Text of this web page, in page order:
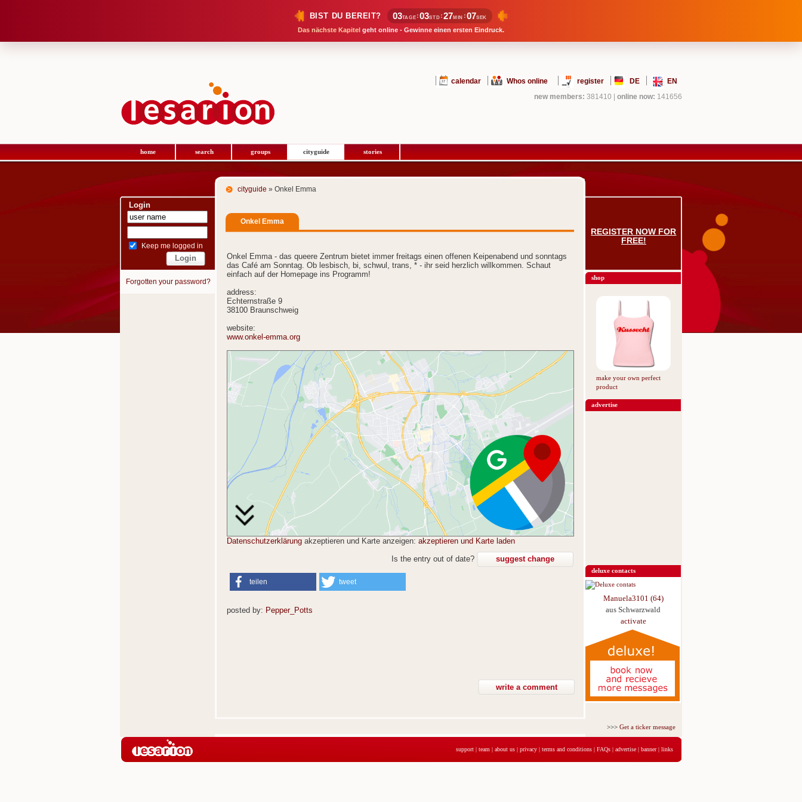
BIST DU BEREIT? 03TAGE :03STD :27MIN :06SEK
Das nächste Kapitel geht online - Gewinne einen ersten Eindruck.
calendar Whos online register DE
EN
new members: 381410 online now: 141656
home search groups cityguide stories
Login
Keep me logged in
Forgotten your password?
cityguide » Onkel Emma
Onkel Emma
Onkel Emma - das queere Zentrum bietet immer freitags einen offenen Keipenabend und sonntags
das Café am Sonntag. Ob lesbisch, bi, schwul, trans, * - ihr seid herzlich willkommen. Schaut
einfach auf der Homepage ins Programm!
address:
Echternstraße 9
38100 Braunschweig
website:
www.onkel-emma.org
Datenschutzerklärung akzeptieren und Karte anzeigen: akzeptieren und Karte laden
Is the entry out of date?
suggest change
teilen tweet
posted by: Pepper_Potts
REGISTER NOW FOR
FREE!
shop
make your own perfect
product
advertise
deluxe contacts
Manuela3101 (64)
aus Schwarzwald
activate
>>>Get a ticker message for just 5,95€ for 3 days
support | team | about us | privacy | terms and conditions | FAQs | advertise | banner| links